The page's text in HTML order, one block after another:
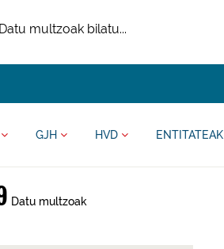
GJH HVD ENTITATEAK
Datu multzoak